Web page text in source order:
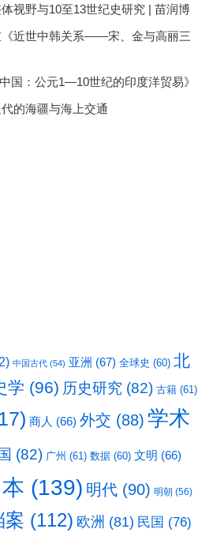
视野与10至13世纪史研究 | 苗润博
《近世中韩关系——宋、金与高丽三
国：公元1—10世纪的印度洋贸易》
的海疆与海上交通
中国古代 (54) 亚洲 (67) 全球史 (60) 北
学 (96) 历史研究 (82) 古籍 (61)
商人 (66) 外交 (88) 学术
(82) 广州 (61) 数据 (60) 文明 (66)
(139) 明代 (90) 明朝 (56)
案 (112) 欧洲 (81) 民国 (76)